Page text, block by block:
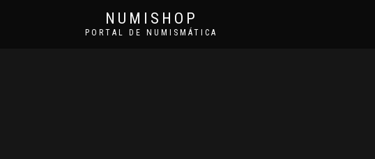
NUMISHOP
PORTAL DE NUMISMÁTICA